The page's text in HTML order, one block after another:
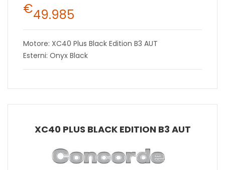
€49.985
Motore: XC40 Plus Black Edition B3 AUT
Esterni: Onyx Black
XC40 PLUS BLACK EDITION B3 AUT